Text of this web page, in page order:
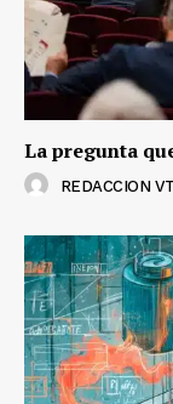
La pregunta
REDACCION VT